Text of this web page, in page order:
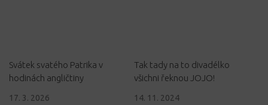
Svátek svatého Patrika v
hodinách angličtiny
17. 3. 2026
Tak tady na to divadélko
všichni řeknou JOJO!
14. 11. 2024